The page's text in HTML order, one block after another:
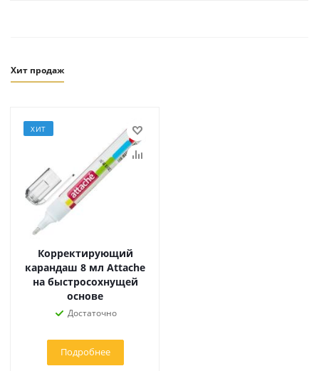
Хит продаж
ХИТ
Корректирующий
карандаш 8 мл Attache
на быстросохнущей
основе
Достаточно
Подробнее